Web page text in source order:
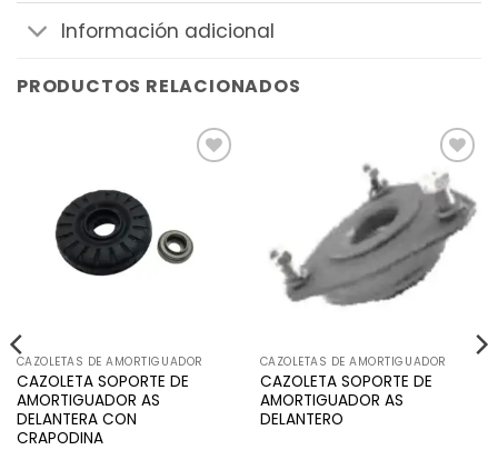
Información adicional
PRODUCTOS RELACIONADOS
CAZOLETAS DE AMORTIGUADOR
CAZOLETA SOPORTE DE
AMORTIGUADOR AS
DELANTERA CON
CRAPODINA
Añadir
a la
lista de
deseos
CAZOLETAS DE AMORTIGUADOR
CAZOLETA SOPORTE DE
AMORTIGUADOR AS
DELANTERO